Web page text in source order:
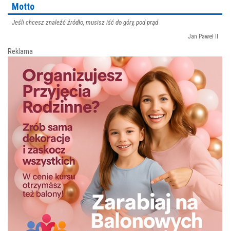
Motto
Jeśli chcesz znaleźć źródło, musisz iść do góry, pod prąd
Jan Paweł II
Reklama